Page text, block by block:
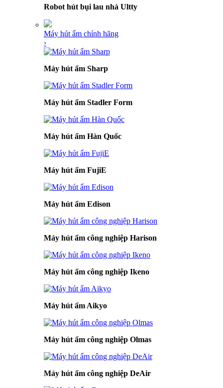
Robot hút bụi lau nhà Ultty
Máy hút ẩm chính hãng
›
Máy hút ẩm Sharp
Máy hút ẩm Stadler Form
Máy hút ẩm Hàn Quốc
Máy hút ẩm FujiE
Máy hút ẩm Edison
Máy hút ẩm công nghiệp Harison
Máy hút ẩm công nghiệp Ikeno
Máy hút ẩm Aikyo
Máy hút ẩm công nghiệp Olmas
Máy hút ẩm công nghiệp DeAir